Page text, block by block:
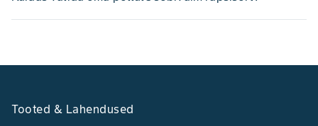
Tooted & Lahendused